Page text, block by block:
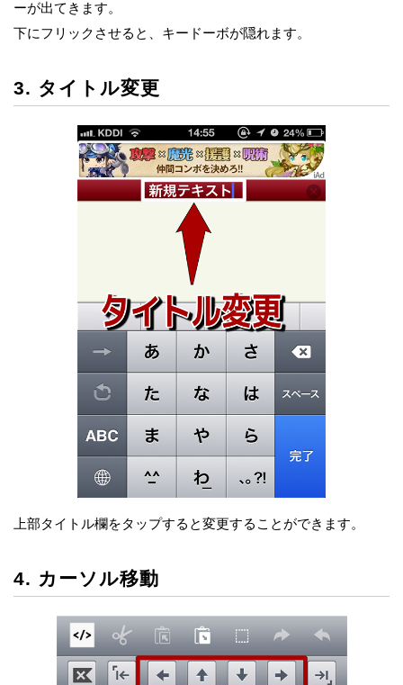
ーが出てきます。
下にフリックさせると、キードーボが隠れます。
3. タイトル変更
上部タイトル欄をタップすると変更することができます。
4. カーソル移動